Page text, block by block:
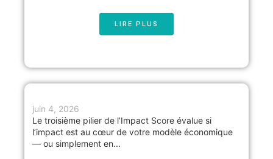
LIRE PLUS
juin 4, 2026
Le troisième pilier de l’Impact Score évalue si
l’impact est au cœur de votre modèle économique
— ou simplement en...